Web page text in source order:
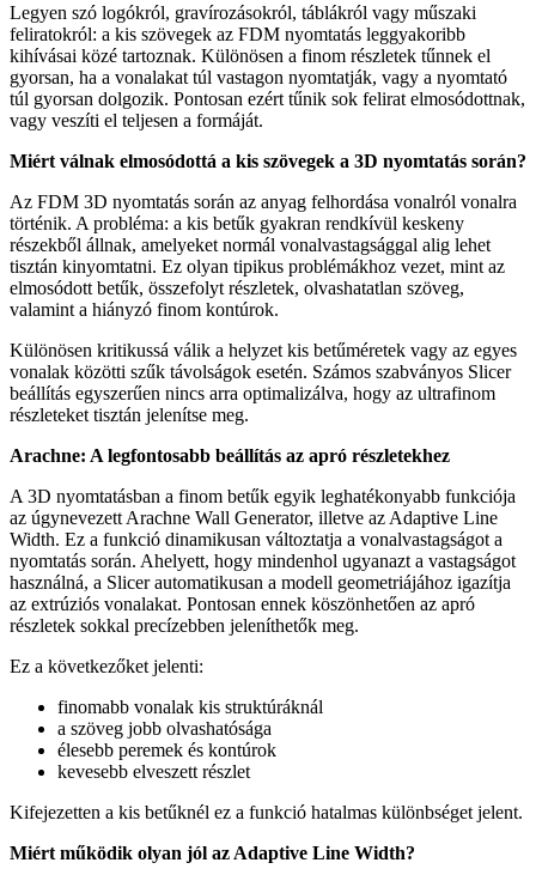
Legyen szó logókról, gravírozásokról, táblákról vagy műszaki
feliratokról: a kis szövegek az FDM nyomtatás leggyakoribb
kihívásai közé tartoznak. Különösen a finom részletek tűnnek el
gyorsan, ha a vonalakat túl vastagon nyomtatják, vagy a nyomtató
túl gyorsan dolgozik. Pontosan ezért tűnik sok felirat elmosódottnak,
vagy veszíti el teljesen a formáját.
Miért válnak elmosódottá a kis szövegek a 3D nyomtatás során?
Az FDM 3D nyomtatás során az anyag felhordása vonalról vonalra
történik. A probléma: a kis betűk gyakran rendkívül keskeny
részekből állnak, amelyeket normál vonalvastagsággal alig lehet
tisztán kinyomtatni. Ez olyan tipikus problémákhoz vezet, mint az
elmosódott betűk, összefolyt részletek, olvashatatlan szöveg,
valamint a hiányzó finom kontúrok.
Különösen kritikussá válik a helyzet kis betűméretek vagy az egyes
vonalak közötti szűk távolságok esetén. Számos szabványos Slicer
beállítás egyszerűen nincs arra optimalizálva, hogy az ultrafinom
részleteket tisztán jelenítse meg.
Arachne: A legfontosabb beállítás az apró részletekhez
A 3D nyomtatásban a finom betűk egyik leghatékonyabb funkciója
az úgynevezett Arachne Wall Generator, illetve az Adaptive Line
Width. Ez a funkció dinamikusan változtatja a vonalvastagságot a
nyomtatás során. Ahelyett, hogy mindenhol ugyanazt a vastagságot
használná, a Slicer automatikusan a modell geometriájához igazítja
az extrúziós vonalakat. Pontosan ennek köszönhetően az apró
részletek sokkal precízebben jeleníthetők meg.
Ez a következőket jelenti:
finomabb vonalak kis struktúráknál
a szöveg jobb olvashatósága
élesebb peremek és kontúrok
kevesebb elveszett részlet
Kifejezetten a kis betűknél ez a funkció hatalmas különbséget jelent.
Miért működik olyan jól az Adaptive Line Width?